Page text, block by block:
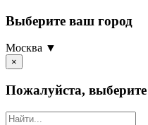
Выберите ваш город
Москва ▼
×
Пожалуйста,